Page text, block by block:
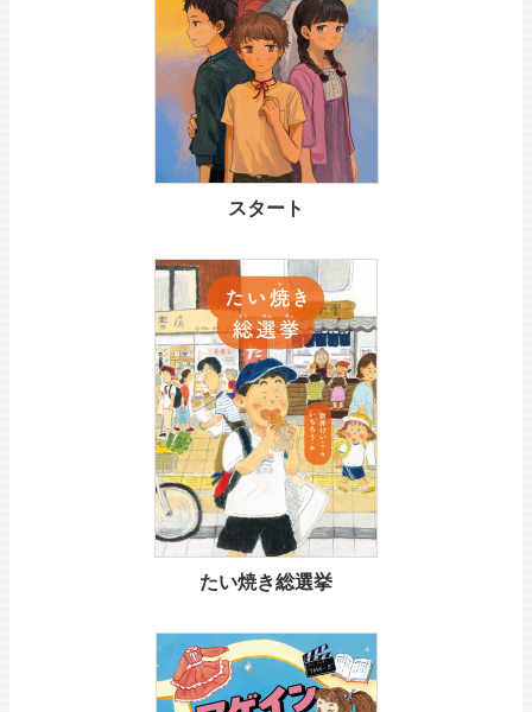
スタート
たい焼き総選挙